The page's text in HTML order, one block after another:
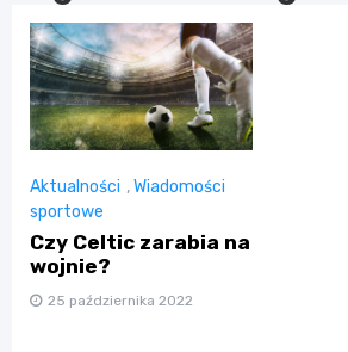
Aktualności ,Wiadomości
sportowe
Czy Celtic zarabia na
wojnie?
25 października 2022